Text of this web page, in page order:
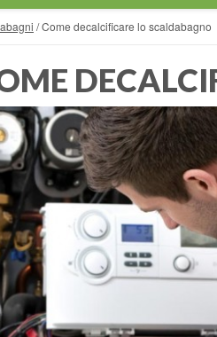
/Come decalcificare lo scaldabagno